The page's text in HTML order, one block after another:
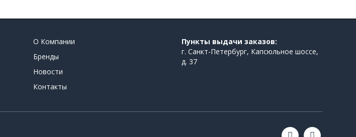
О Компании
Бренды
Новости
Контакты
Пункты выдачи заказов:
г. Санкт-Петербург, Капсюльное шоссе,
д. 37